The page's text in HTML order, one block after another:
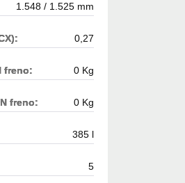
1.548 / 1.525 mm
0,27
freno: 0 Kg
freno: 0 Kg
385 l
5